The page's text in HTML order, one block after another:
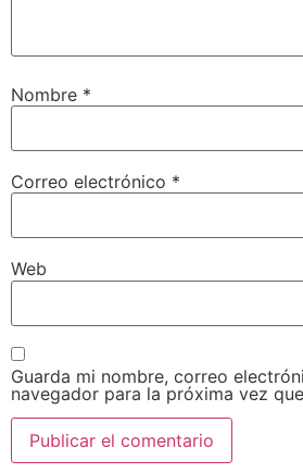
Nombre *
Correo electrónico *
Web
Guarda mi nombre, correo
navegador para la próxima vez